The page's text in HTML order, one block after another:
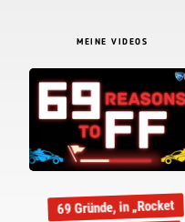
MEINE VIDEOS
69 Gründe, in „Rocket